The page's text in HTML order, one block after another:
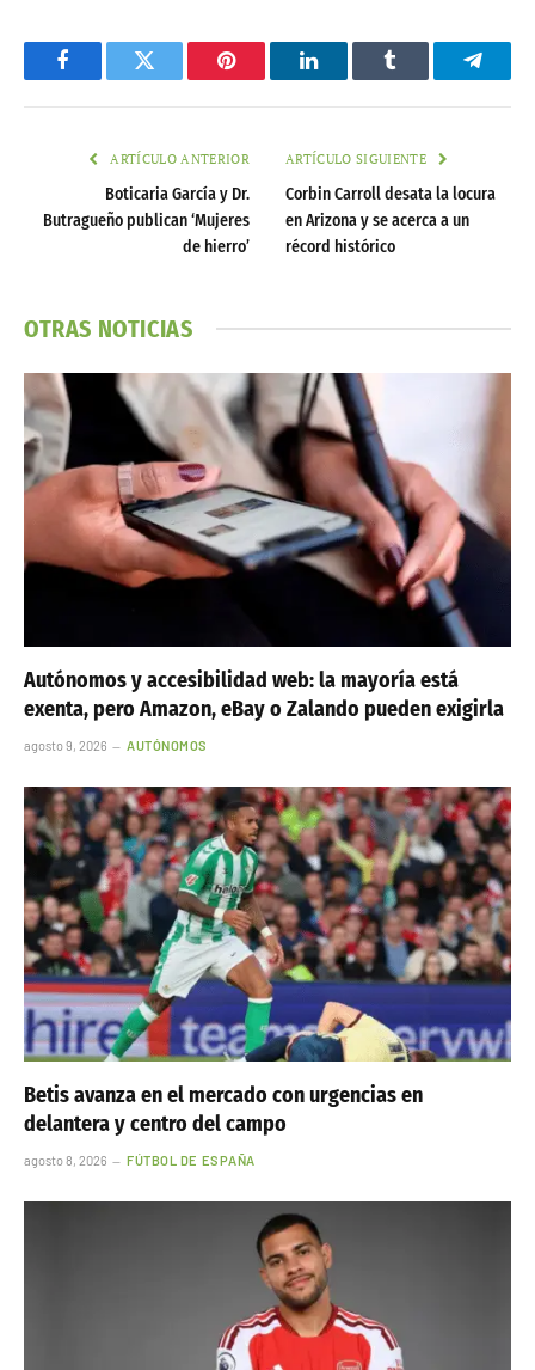
FacebookTwitter Pinterest LinkedInTumblr
ARTÍCULO ANTERIOR
Boticaria García y Dr.
Butragueño publican ‘Mujeres
de hierro’
ARTÍCULO SIGUIENTE
Corbin Carroll desata la locura
en Arizona y se acerca a un
récord histórico
OTRAS NOTICIAS
Autónomos y accesibilidad web: la mayoría está
exenta, pero Amazon, eBay o Zalando pueden exigirla
agosto 9, 2026 AUTÓNOMOS
Betis avanza en el mercado con urgencias en
delantera y centro del campo
agosto 8, 2026 FÚTBOL DE ESPAÑA